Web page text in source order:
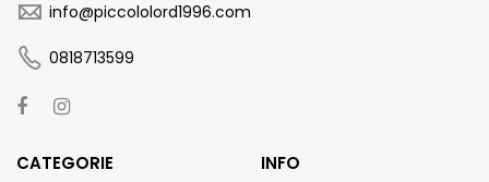
info@piccololord1996.com
0818713599
CATEGORIE INFO